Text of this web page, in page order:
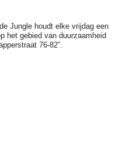
Jungle houdt elke vrijdag een
het gebied van duurzaamheid
76-82”.